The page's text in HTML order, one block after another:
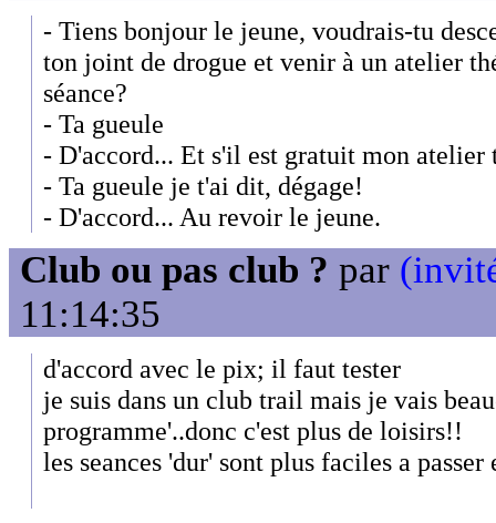
- Tiens bonjour le jeune, voudrais-tu
ton joint de drogue et venir à un atelier
séance?
- Ta gueule
- D'accord... Et s'il est gratuit mon atelier
- Ta gueule je t'ai dit, dégage!
- D'accord... Au revoir le jeune.
Club ou pas club ? par
11:14:35
d'accord avec le pix; il faut tester
je suis dans un club trail mais je vais
programme'..donc c'est plus de loisirs!!
les seances 'dur' sont plus faciles a passer